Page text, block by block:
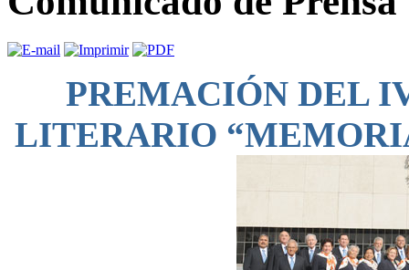
PREMACIÓN DEL
LITERARIO